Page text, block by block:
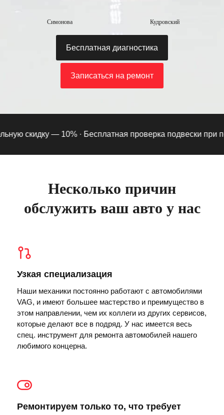
Симонова Кудровский
Бесплатная диагностика
Записаться на ремонт
скидку — 10% ·Бесплатная проверка подвески при
Несколько причин
обслужить ваш авто у нас
Узкая специализация
Наши механики постоянно работают с автомобилями
VAG, и имеют большее мастерство и преимущество в
этом направлении, чем их коллеги из других сервисов,
которые делают все в подряд. У нас имеется весь
спец. инструмент для ремонта автомобилей нашего
любимого концерна.
Ремонтируем только то, что требует